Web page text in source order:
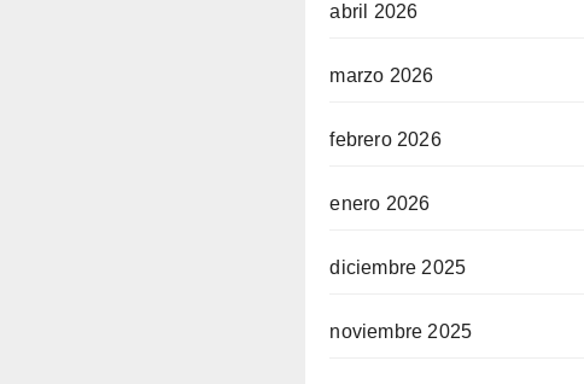
abril 2026
marzo 2026
febrero 2026
enero 2026
diciembre 2025
noviembre 2025